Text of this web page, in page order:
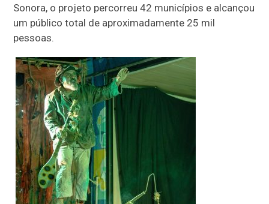
Sonora, o projeto percorreu 42 municípios e alcançou
um público total de aproximadamente 25 mil
pessoas.